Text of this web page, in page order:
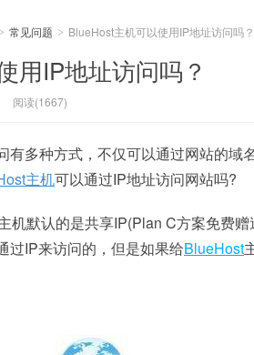
> 常见问题 > BlueHost主机可以使用IP地址访问吗？
用IP地址访问吗？
阅读(1667)
有多种方式，不仅可以通过网站的域
主机可以通过IP地址访问网站吗?
机默认的是共享IP(Plan C方案免费
过IP来访问的，但是如果给BlueHost